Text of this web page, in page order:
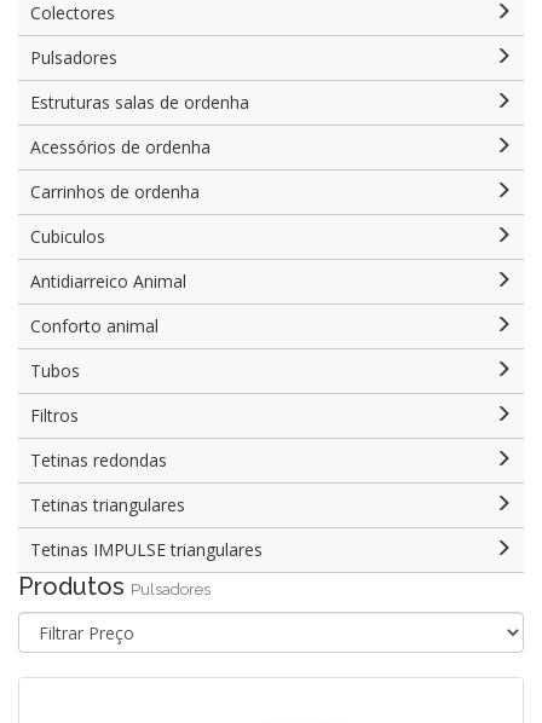
Colectores
Pulsadores
Estruturas salas de ordenha
Acessórios de ordenha
Carrinhos de ordenha
Cubiculos
Antidiarreico Animal
Conforto animal
Tubos
Filtros
Tetinas redondas
Tetinas triangulares
Tetinas IMPULSE triangulares
Produtos Pulsadores